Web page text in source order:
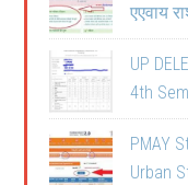
एएवाय
UP
4th
PMAY
Urban